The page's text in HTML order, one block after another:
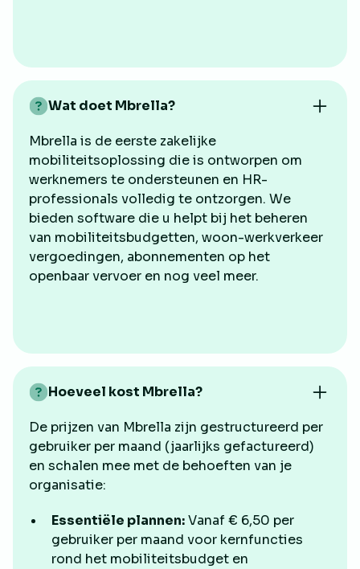
"Ik gebruik de reisplanner op Mbrella. Van
zodra het mogelijk was, heb ik mijn traject
van thuis naar bedrijf in de app ingegeven. De
app berekent meteen de kilometers voor
mijn heen- en terugrit. Nu kan ik met Mbrella
mijn verplaatsingen transparant en
Werkneemster
Wat doet Mbrella?
Mbrella is de eerste zakelijke
mobiliteitsoplossing die is ontworpen om
werknemers te ondersteunen en HR-
professionals volledig te ontzorgen. We
bieden software die u helpt bij het beheren
van mobiliteitsbudgetten, woon-werkverkeer
vergoedingen, abonnementen op het
openbaar vervoer en nog veel meer.
Hoeveel kost Mbrella?
De prijzen van Mbrella zijn gestructureerd per
gebruiker per maand (jaarlijks gefactureerd)
en schalen mee met de behoeften van je
organisatie:
Essentiële plannen:Vanaf € 6,50 per
gebruiker per maand voor kernfuncties
rond het mobiliteitsbudget en